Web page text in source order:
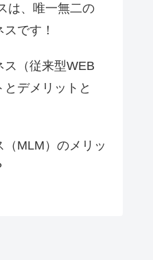
は、唯一無二の
です！
ス（従来型WEB
デメリットと
MLM）のメリッ